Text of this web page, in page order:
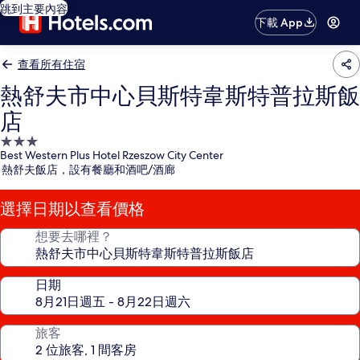
跳到主要內容
下載 App
查看所有住宿
熱舒夫市中心貝斯特韋斯特普拉斯飯
店
3.0
星
級
住
宿
Best Western Plus Hotel Rzeszow City Center
熱舒夫飯店，設有餐廳和酒吧/酒廊
選擇日期以查看價格
想要去哪裡？
日期
旅客